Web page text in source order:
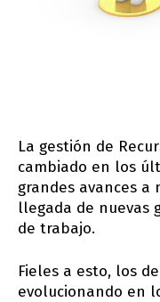
La gestión de
cambiado en los
grandes avances
llegada de nuevas
de trabajo.
Fieles a esto, los
evolucionando en